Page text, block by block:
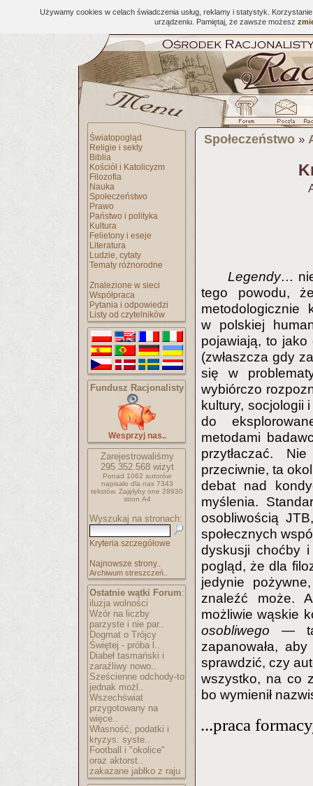
Używamy cookies w celach świadczenia usług, reklamy i statystyk.
urządzeniu. Pamiętaj, że zawsze możesz
Światopogląd
Religie i sekty
Biblia
Kościół i Katolicyzm
Filozofia
Nauka
Społeczeństwo
Prawo
Państwo i polityka
Kultura
Felietony i eseje
Literatura
Ludzie, cytaty
Tematy różnorodne
Znalezione w sieci
Współpraca
Pytania i odpowiedzi
Listy od czytelników
Fundusz Racjonalisty
Wesprzyj nas..
Zarejestrowaliśmy
295.352.568wizyt
Ponad 1062 autorów
napisało dla nas 7343
tekstów. Zajęłyby one 28930
stron A4
Wyszukaj na stronach:
Kryteria szczegółowe
Najnowsze strony..
Archiwum streszczeń..
Ostatnie wątki Forum:
iluzja wolności
Wzór na liczby
parzyste i nie par..
Dogmat o Trójcy
Świętej - próba l..
Diabeł tasmański i
zaraźliwy nowo..
Sześcienne odchody-to
jednak możl..
Wszechświat
przygotowany na
więce..
Własność, podatki i
kryzys: syste..
Football i "okolice"
oraz aktorst..
zakazane jabłko z raju
Społeczeństwo »
Legendy…
tego powodu,
metodologicznie
w polskiej
pojawiają, to jako
(zwłaszcza gdy
się w
wybiórczo
kultury, socjologii
do
metodami
przytłaczać.
przeciwnie, ta
debat nad
myślenia.
osobliwością
społecznych
dyskusji choćby
pogląd, że dla
jedynie
znaleźć może.
możliwie wąskie
osobliwego —
zapanowała,
sprawdzić, czy
wszystko, na co
bo wymienił
...praca